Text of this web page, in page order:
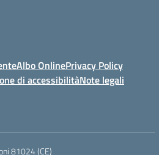
Albo OnlinePrivacy Policy
di accessibilitàNote legali
81024 (CE)